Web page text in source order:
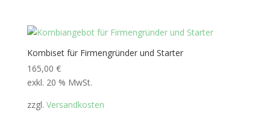
Kombiset für Firmengründer und Starter
165,00 €
exkl. 20 % MwSt.
zzgl. Versandkosten